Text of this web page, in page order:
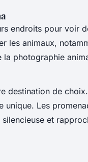
endroits pour voir
les animaux,
la photographie
destination de
unique. Les
silencieuse et